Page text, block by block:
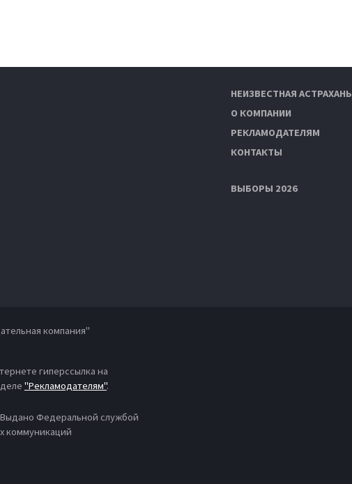
НЕИЗВЕСТНАЯ АСТРАХАНЬ
О КОМПАНИИ
РЕКЛАМОДАТЕЛЯМ
КОНТАКТЫ
ВЫБОРЫ 2026
компания"
гиперссылка на
"Рекламодателям".
Выдано Федеральной службой
коммуникаций